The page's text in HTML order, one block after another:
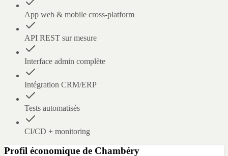
App web & mobile cross-platform
API REST sur mesure
Interface admin complète
Intégration CRM/ERP
Tests automatisés
CI/CD + monitoring
Profil économique de Chambéry